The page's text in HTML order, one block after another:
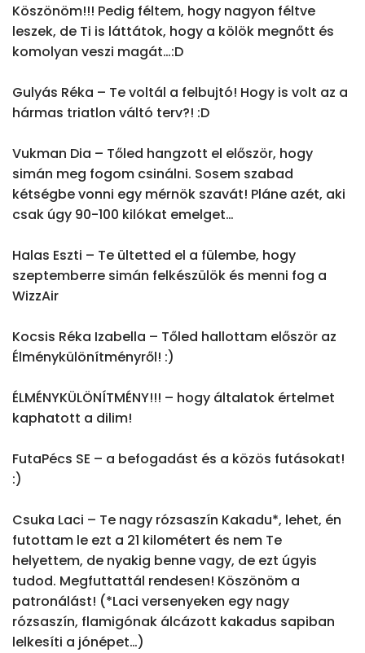
Köszönöm!!! Pedig féltem, hogy nagyon féltve
leszek, de Ti is láttátok, hogy a kölök megnőtt és
komolyan veszi magát…:D
Gulyás Réka – Te voltál a felbujtó! Hogy is volt az a
hármas triatlon váltó terv?! :D
Vukman Dia – Tőled hangzott el először, hogy
simán meg fogom csinálni. Sosem szabad
kétségbe vonni egy mérnök szavát! Pláne azét, aki
csak úgy 90-100 kilókat emelget…
Halas Eszti – Te ültetted el a fülembe, hogy
szeptemberre simán felkészülök és menni fog a
WizzAir
Kocsis Réka Izabella – Tőled hallottam először az
Élménykülönítményről! :)
ÉLMÉNYKÜLÖNÍTMÉNY!!! – hogy általatok értelmet
kaphatott a dilim!
FutaPécs SE – a befogadást és a közös futásokat!
:)
Csuka Laci – Te nagy rózsaszín Kakadu*, lehet, én
futottam le ezt a 21 kilométert és nem Te
helyettem, de nyakig benne vagy, de ezt úgyis
tudod. Megfuttattál rendesen! Köszönöm a
patronálást! (*Laci versenyeken egy nagy
rózsaszín, flamigónak álcázott kakadus sapiban
lelkesíti a jónépet…)